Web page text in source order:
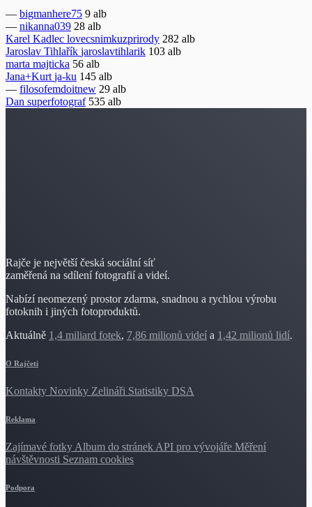
— bigmanhere75 9 alb
— nikanna039 28 alb
Karel Kadlec lovecsnimkuzprirody 282 alb
Jaroslav Tihlařík jaroslavtihlarik 103 alb
marta majticka 56 alb
Jana+Kurt ja-ku 145 alb
— filosofemdoitnew 29 alb
Dan superfotograf 535 alb
Rajče je největší česká sociální síť
zaměřená na sdílení fotografií a videí.
Nabízí neomezený prostor zdarma, snadnou a rychlou výrobu
fotoknih i jiných fotoproduktů.
Aktuálně 1,4 miliard fotek, 7,86 milionů videí a 1,42 milionů lidí.
O Rajčeti
Kontakty Novinky Zelináři Statistiky DSA
Reklama
Zajímavé fotky Album do stránek API pro vývojáře Měření
návštěvnosti Seznam cookies
Podpora